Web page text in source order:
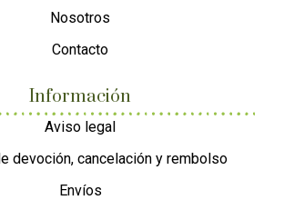
Nosotros
Contacto
Información
Aviso legal
devoción, cancelación y rembolso
Envíos